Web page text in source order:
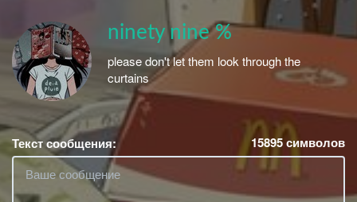
ninety nine %
please don't let them look through the
curtains
Текст сообщения: 15895символов